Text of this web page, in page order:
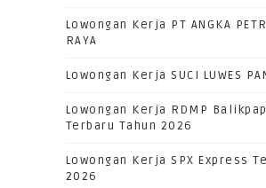
Lowongan Kerja PT ANGKA
RAYA
Lowongan Kerja SUCI LUWES
Lowongan Kerja RDMP
Terbaru Tahun 2026
Lowongan Kerja SPX Express
2026